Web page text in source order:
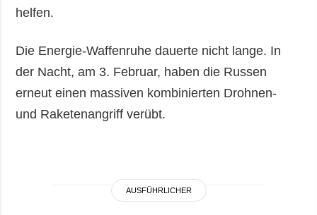
helfen.
Die Energie-Waffenruhe dauerte nicht lange. In
der Nacht, am 3. Februar, haben die Russen
erneut einen massiven kombinierten Drohnen-
und Raketenangriff verübt.
AUSFÜHRLICHER